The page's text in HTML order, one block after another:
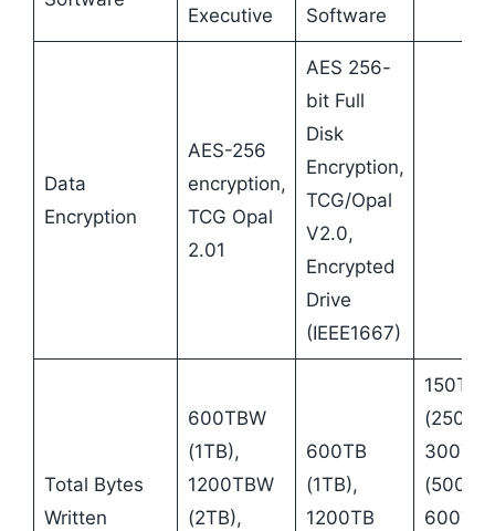
Executive
Software
Data
Encryption
AES-256
encryption,
TCG Opal
2.01
AES 256-
bit Full
Disk
Encryption,
TCG/Opal
V2.0,
Encrypted
Drive
(IEEE1667)
Total Bytes
Written
600TBW
(1TB),
1200TBW
(2TB),
600TB
(1TB),
1200TB
150TB
300TB
600TB